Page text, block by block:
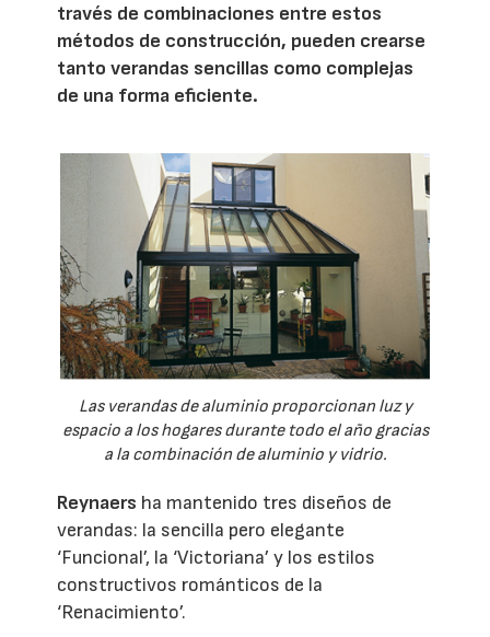
través de combinaciones entre estos
métodos de construcción, pueden crearse
tanto verandas sencillas como complejas
de una forma eficiente.
Las verandas de aluminio proporcionan luz y
espacio a los hogares durante todo el año gracias
a la combinación de aluminio y vidrio.
Reynaers ha mantenido tres diseños de
verandas: la sencilla pero elegante
‘Funcional’, la ‘Victoriana’ y los estilos
constructivos románticos de la
‘Renacimiento’.